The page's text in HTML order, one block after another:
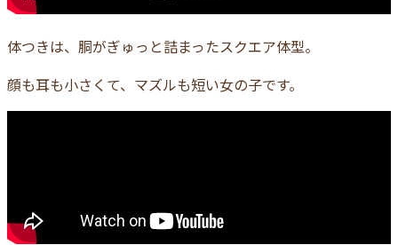
体つきは、胴がぎゅっと詰まったスクエア体型。
顔も耳も小さくて、マズルも短い女の子です。